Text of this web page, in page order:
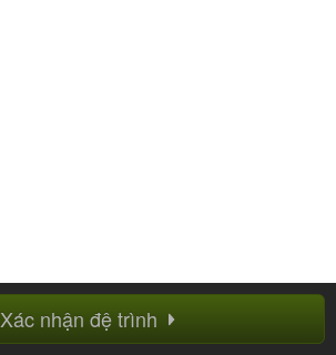
Xác nhận đệ trình